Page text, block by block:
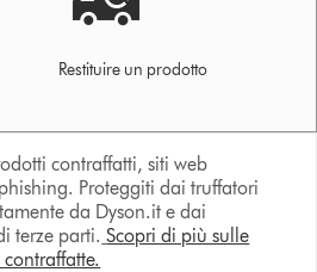
Restituire un prodotto
contraffatti, siti web
Proteggiti dai truffatori
da Dyson.it e dai
terze parti. Scopri di più sulle